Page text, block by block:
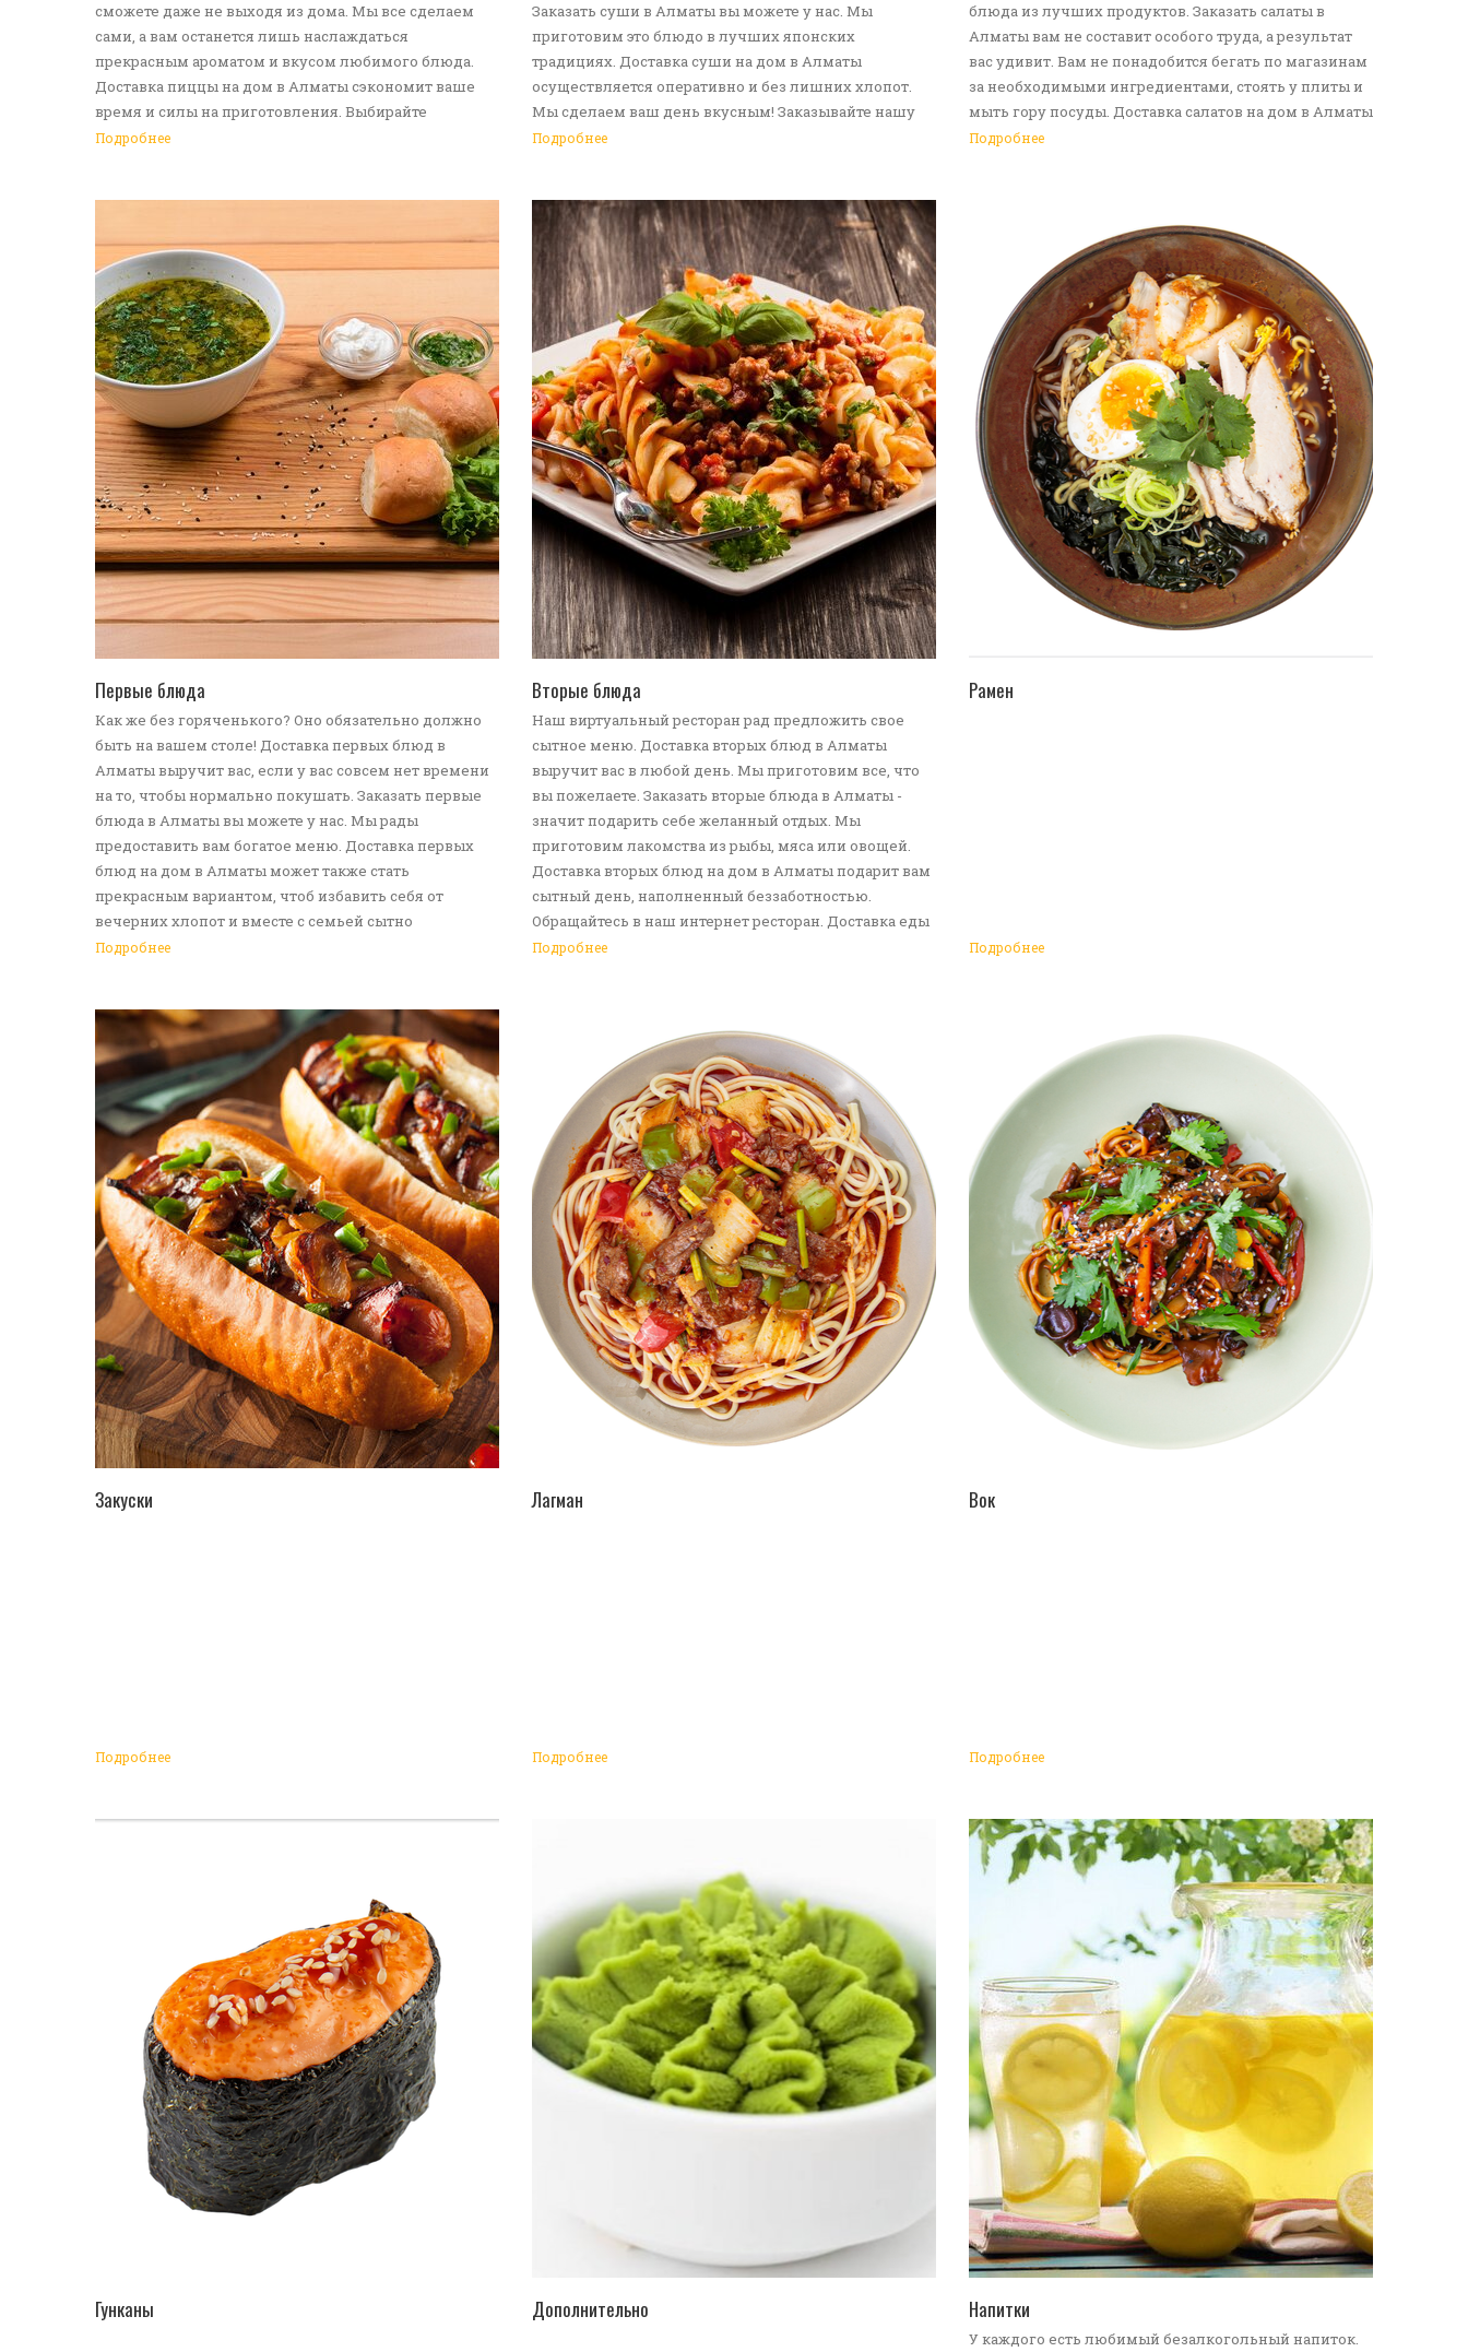
сможете даже не выходя из дома. Мы все сделаем
сами, а вам останется лишь наслаждаться
прекрасным ароматом и вкусом любимого блюда.
Доставка пиццы на дом в Алматы сэкономит ваше
время и силы на приготовления. Выбирайте
понравившуюся итальянскую лепешку, а мы -
Подробнее
Заказать суши в Алматы вы можете у нас. Мы
приготовим это блюдо в лучших японских
традициях. Доставка суши на дом в Алматы
осуществляется оперативно и без лишних хлопот.
Мы сделаем ваш день вкусным! Заказывайте нашу
услугу доставка еды в Алматы!
Подробнее
блюда из лучших продуктов. Заказать салаты в
Алматы вам не составит особого труда, а результат
вас удивит. Вам не понадобится бегать по магазинам
за необходимыми ингредиентами, стоять у плиты и
мыть гору посуды. Доставка салатов на дом в Алматы
станет отличным решение для вас и ваших родных,
Подробнее
Первые блюда
Как же без горяченького? Оно обязательно должно
быть на вашем столе! Доставка первых блюд в
Алматы выручит вас, если у вас совсем нет времени
на то, чтобы нормально покушать. Заказать первые
блюда в Алматы вы можете у нас. Мы рады
предоставить вам богатое меню. Доставка первых
блюд на дом в Алматы может также стать
прекрасным вариантом, чтоб избавить себя от
вечерних хлопот и вместе с семьей сытно
поужинать. Доставка еды в Алматы - идеальное
Подробнее
Вторые блюда
Наш виртуальный ресторан рад предложить свое
сытное меню. Доставка вторых блюд в Алматы
выручит вас в любой день. Мы приготовим все, что
вы пожелаете. Заказать вторые блюда в Алматы -
значит подарить себе желанный отдых. Мы
приготовим лакомства из рыбы, мяса или овощей.
Доставка вторых блюд на дом в Алматы подарит вам
сытный день, наполненный беззаботностью.
Обращайтесь в наш интернет ресторан. Доставка еды
в Алматы - ваш идеальный выбор!
Подробнее
Рамен
Подробнее
Закуски
Подробнее
Лагман
Подробнее
Вок
Подробнее
Гунканы Дополнительно Напитки
У каждого есть любимый безалкогольный напиток.